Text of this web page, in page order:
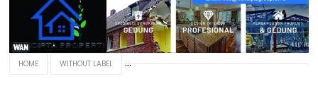
HOME WITHOUT LABEL